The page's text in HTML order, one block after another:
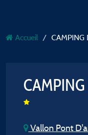
Accueil CAMPING
Vallon Pont